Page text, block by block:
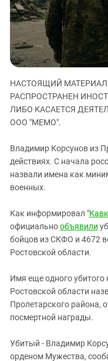
Дагестан
Ингушетия
Кабардино-Балкария
Калмыкия
Карачаево-Черкесия
Краснодарский край
Нагорный Карабах
Ростовская область
Северная Осетия - Алания
СКФО
Ставропольский край
Чечня
Южная Осетия
НАСТОЯЩИЙ
РАСПРОСТРАНЕН
ЛИБО КАСАЕТСЯ
ООО "МЕМО".
Владимир Корсунов из
действиях. С начала
назвали имена как
военных.
Как информировал "
официальнообъявили
бойцов из СКФО и 4672
Ростовской области.
Имя еще одного
Ростовской области
Пролетарского района,
посмертной награды.
Убитый - Владимир
орденом Мужества,